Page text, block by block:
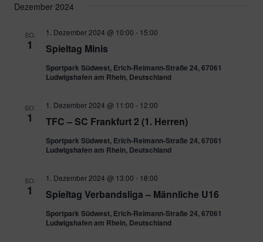
Dezember 2024
SO.
1 Spieltag Minis
1. Dezember 2024 @ 10:00 - 15:00
Sportpark Südwest, Erich-Reimann-Straße 24, 67061
Ludwigshafen am Rhein, Deutschland
SO.
1 TFC – SC Frankfurt 2 (1. Herren)
1. Dezember 2024 @ 11:00 - 12:00
Sportpark Südwest, Erich-Reimann-Straße 24, 67061
Ludwigshafen am Rhein, Deutschland
SO.
1 Spieltag Verbandsliga – Männliche U16
1. Dezember 2024 @ 13:00 - 18:00
Sportpark Südwest, Erich-Reimann-Straße 24, 67061
Ludwigshafen am Rhein, Deutschland